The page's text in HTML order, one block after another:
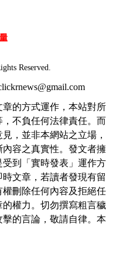
Reserved.
的方式運作，本站對所
不負任何法律責任。而
，並非本網站之立場，
容之真實性。發文者擁
到「實時發表」運作方
文章，若讀者發現有留
刪除任何內容及拒絕任
權力。切勿撰寫粗言穢
的言論，敬請自律。本